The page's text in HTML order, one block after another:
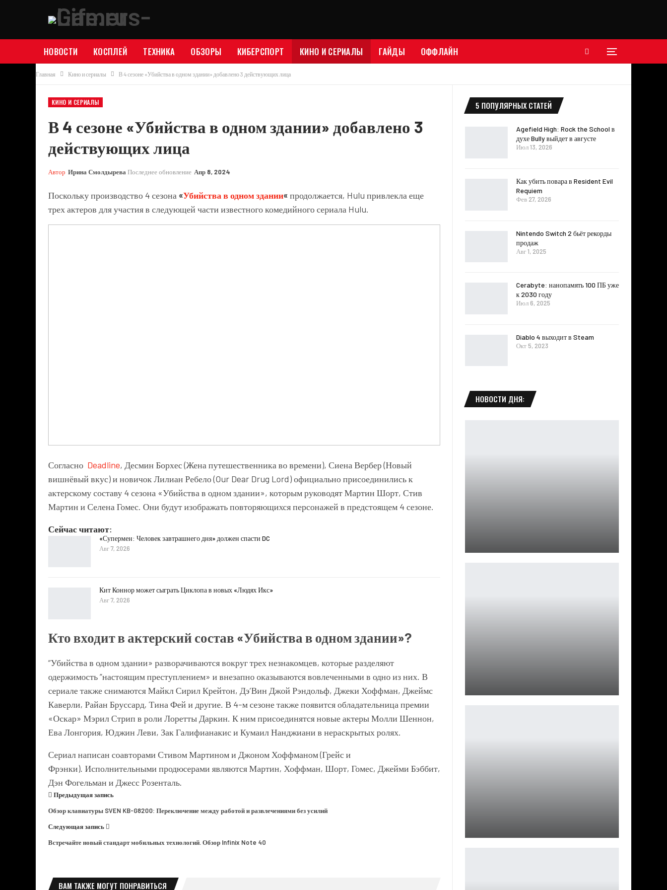
НОВОСТИ КОСПЛЕЙ ТЕХНИКА ОБЗОРЫ КИБЕРСПОРТ КИНО И СЕРИАЛЫ ГАЙДЫ ОФФЛАЙН
Главная Кино и сериалы В 4 сезоне «Убийства в одном здании» добавлено 3 действующих лица
КИНО И СЕРИАЛЫ
В 4 сезоне «Убийства в одном здании» добавлено 3
действующих лица
Автор Ирина СмолдыреваПоследнее обновление Апр 8, 2024
Поскольку производство 4 сезона «Убийства в одном здании« продолжается, Hulu привлекла еще
трех актеров для участия в следующей части известного комедийного сериала Hulu.
Согласно Deadline, Десмин Борхес (Жена путешественника во времени), Сиена Вербер (Новый
вишнёвый вкус) и новичок Лилиан Ребело (Our Dear Drug Lord) официально присоединились к
актерскому составу 4 сезона «Убийства в одном здании», которым руководят Мартин Шорт, Стив
Мартин и Селена Гомес. Они будут изображать повторяющихся персонажей в предстоящем 4 сезоне.
Сейчас читают:
«Супермен: Человек завтрашнего дня» должен спасти DC
Авг 7, 2026
Кит Коннор может сыграть Циклопа в новых «Людях Икс»
Авг 7, 2026
Кто входит в актерский состав «Убийства в одном здании»?
“Убийства в одном здании» разворачиваются вокруг трех незнакомцев, которые разделяют
одержимость ”настоящим преступлением» и внезапно оказываются вовлеченными в одно из них. В
сериале также снимаются Майкл Сирил Крейтон, Дэ’Вин Джой Рэндольф, Джеки Хоффман, Джеймс
Каверли, Райан Бруссард, Тина Фей и другие. В 4-м сезоне также появится обладательница премии
«Оскар» Мэрил Стрип в роли Лоретты Даркин. К ним присоединятся новые актеры Молли Шеннон,
Ева Лонгория, Юджин Леви, Зак Галифианакис и Кумаил Нанджиани в нераскрытых ролях.
Сериал написан соавторами Стивом Мартином и Джоном Хоффманом (Грейс и
Фрэнки). Исполнительными продюсерами являются Мартин, Хоффман, Шорт, Гомес, Джейми Бэббит,
Дэн Фогельман и Джесс Розенталь.
Предыдущая запись
Обзор клавиатуры SVEN KB-G8200: Переключение между работой и развлечениями без усилий
Следующая запись
Встречайте новый стандарт мобильных технологий. Обзор Infinix Note 40
ВАМ ТАКЖЕ МОГУТ ПОНРАВИТЬСЯ
5 ПОПУЛЯРНЫХ СТАТЕЙ
Agefield High: Rock the School в
духе Bully выйдет в августе
Июл 13, 2026
Как убить повара в Resident Evil
Requiem
Фев 27, 2026
Nintendo Switch 2 бьёт рекорды
продаж
Авг 1, 2025
Cerabyte: нанопамять 100 ПБ уже
к 2030 году
Июл 6, 2025
Diablo 4 выходит в Steam
Окт 5, 2023
НОВОСТИ ДНЯ: